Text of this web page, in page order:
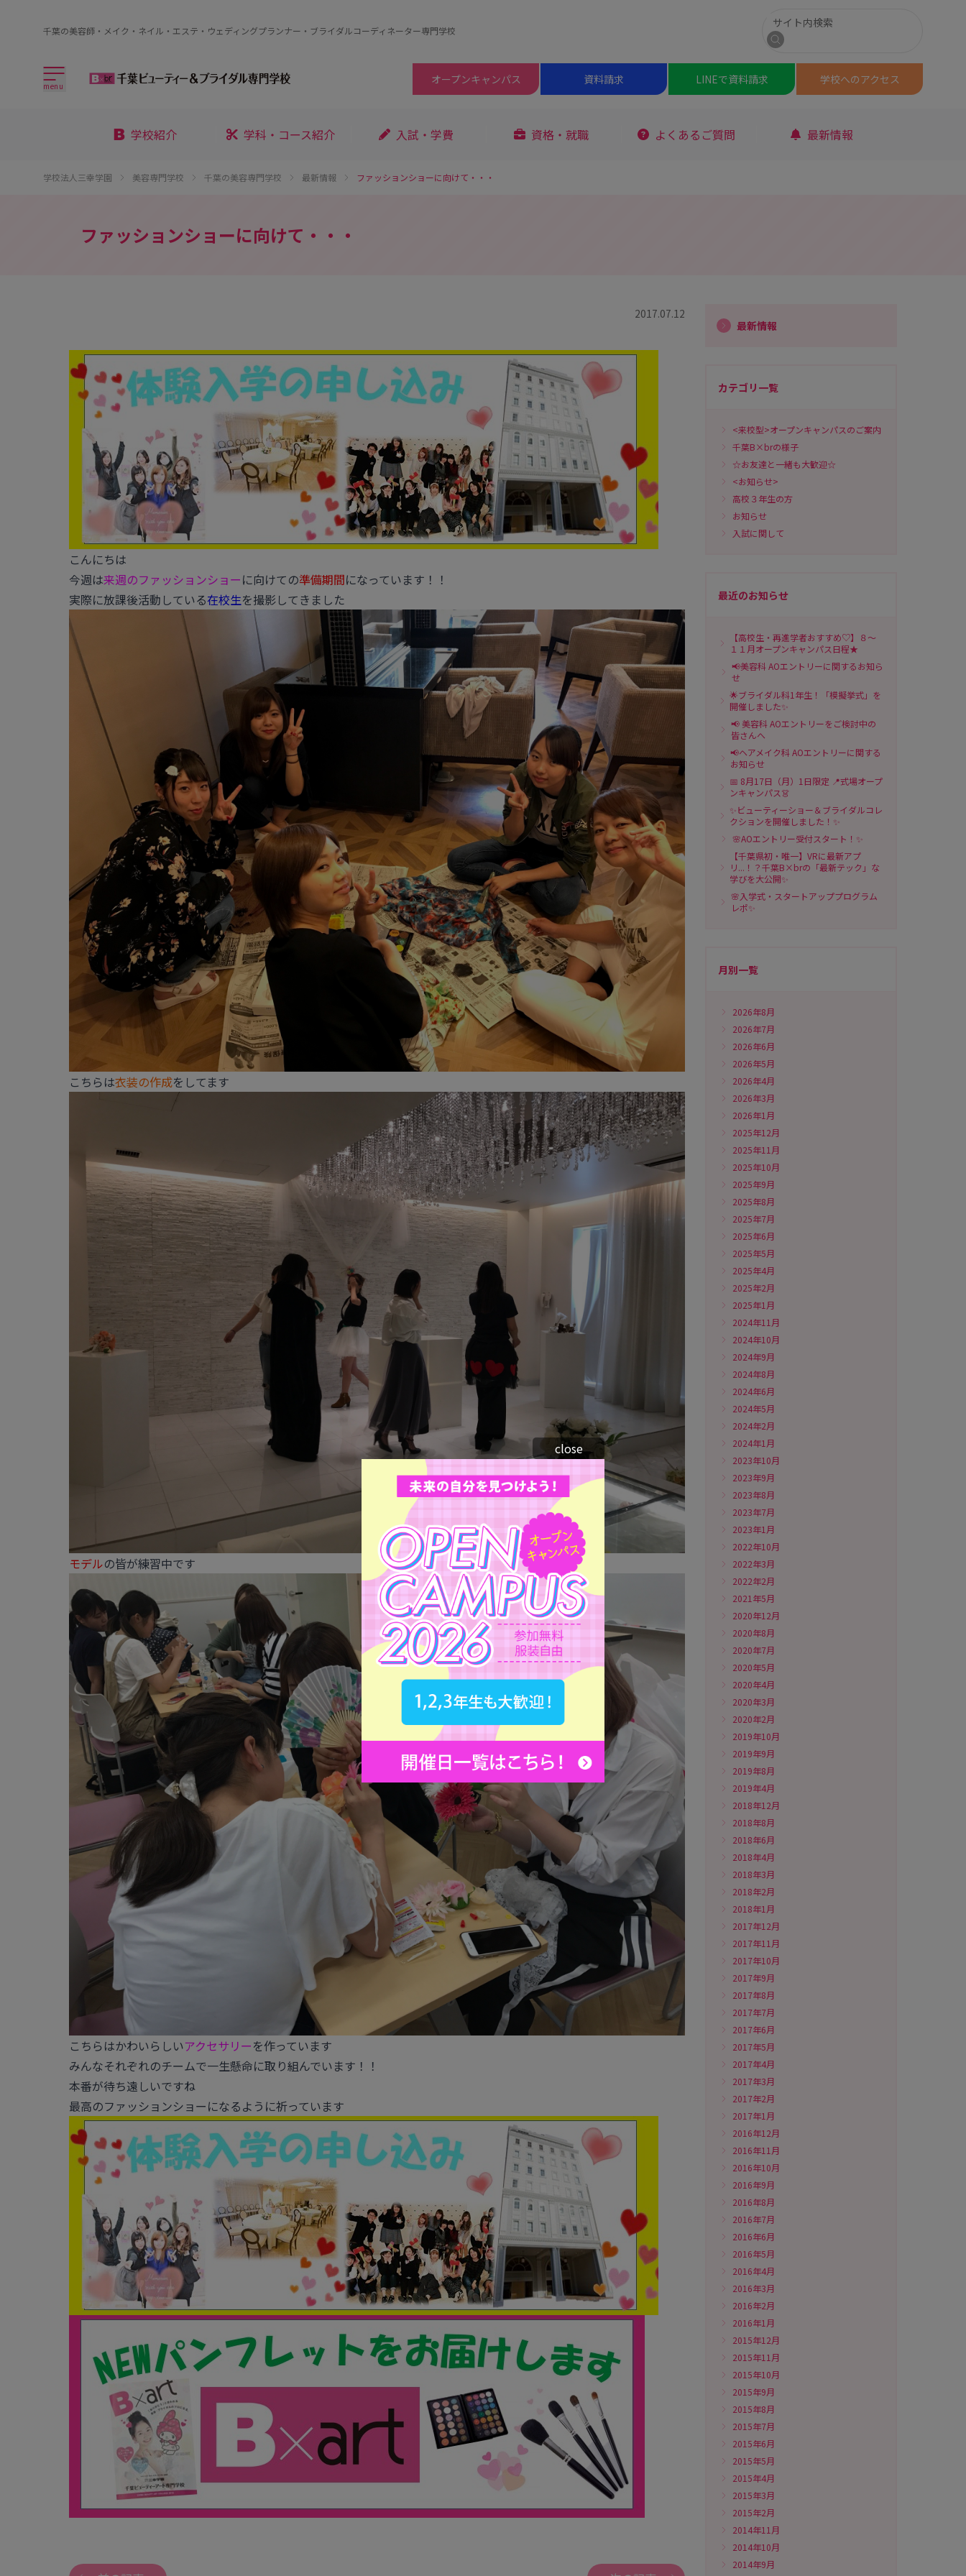
千葉の美容師・メイク・ネイル・エステ・ウェディングプランナー・ブライダルコーディネーター専門学校
サイト内検索
検索
menu オープンキャンパス 資料請求 LINEで資料請求 学校へのアクセス
学校紹介 学科・コース紹介 入試・学費 資格・就職 よくあるご質問 最新情報
学校法人三幸学園 美容専門学校 千葉の美容専門学校 最新情報 ファッションショーに向けて・・・
ファッションショーに向けて・・・
2017.07.12
こんにちは
今週は来週のファッションショーに向けての準備期間になっています！！
実際に放課後活動している在校生を撮影してきました
こちらは衣装の作成をしてます
モデルの皆が練習中です
こちらはかわいらしいアクセサリーを作っています
みんなそれぞれのチームで一生懸命に取り組んでいます！！
本番が待ち遠しいですね
最高のファッションショーになるように祈っています
最新情報
カテゴリ一覧
<来校型>オープンキャンパスのご案内
千葉B×brの様子
☆お友達と一緒も大歓迎☆
<お知らせ>
高校３年生の方
お知らせ
入試に関して
最近のお知らせ
【高校生・再進学者おすすめ♡】８～
１１月オープンキャンパス日程★
📢美容科 AOエントリーに関するお知ら
せ
🌟ブライダル科1年生！「模擬挙式」を
開催しました✨
📢 美容科 AOエントリーをご検討中の
皆さんへ
📢ヘアメイク科 AOエントリーに関する
お知らせ
📅 8月17日（月）1日限定 📍式場オープ
ンキャンパス👗
✨ビューティーショー＆ブライダルコレ
クションを開催しました！✨
🌸AOエントリー受付スタート！✨
【千葉県初・唯一】VRに最新アプ
リ...！？千葉B×brの「最新テック」な
学びを大公開✨
🌸入学式・スタートアッププログラム
レポ✨
月別一覧
2026年8月
2026年7月
2026年6月
2026年5月
2026年4月
2026年3月
2026年1月
2025年12月
2025年11月
2025年10月
2025年9月
2025年8月
2025年7月
2025年6月
2025年5月
2025年4月
2025年2月
2025年1月
2024年11月
2024年10月
2024年9月
2024年8月
2024年6月
2024年5月
2024年2月
2024年1月
2023年10月
2023年9月
2023年8月
2023年7月
2023年1月
2022年10月
2022年3月
2022年2月
2021年5月
2020年12月
2020年8月
2020年7月
2020年5月
2020年4月
2020年3月
2020年2月
2019年10月
2019年9月
2019年8月
2019年4月
2018年12月
2018年8月
2018年6月
2018年4月
2018年3月
2018年2月
2018年1月
2017年12月
2017年11月
2017年10月
2017年9月
2017年8月
2017年7月
2017年6月
2017年5月
2017年4月
2017年3月
2017年2月
2017年1月
2016年12月
2016年11月
2016年10月
2016年9月
2016年8月
2016年7月
2016年6月
2016年5月
2016年4月
2016年3月
2016年2月
2016年1月
2015年12月
2015年11月
2015年10月
2015年9月
2015年8月
2015年7月
2015年6月
2015年5月
2015年4月
2015年3月
2015年2月
2014年11月
2014年10月
2014年9月
close